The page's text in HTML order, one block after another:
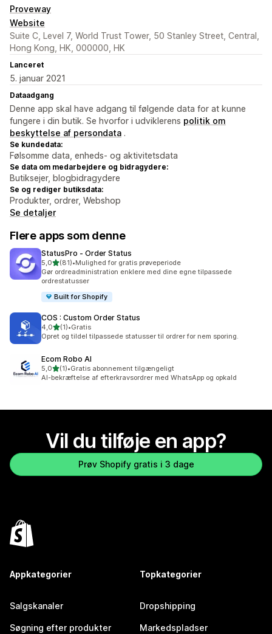
Proveway
Website
Suite C, Level 7, World Trust Tower, 50 Stanley Street, Central,
Hong Kong, HK, 000000, HK
Lanceret
5. januar 2021
Dataadgang
Denne app skal have adgang til følgende data for at kunne
fungere i din butik. Se hvorfor i udviklerens politik om
beskyttelse af persondata .
Se kundedata:
Følsomme data, enheds- og aktivitetsdata
Se data om medarbejdere og bidragydere:
Butiksejer, blogbidragydere
Se og rediger butiksdata:
Produkter, ordrer, Webshop
Se detaljer
Flere apps som denne
StatusPro ‑ Order Status
5,0ud af 5 stjerner
(81)
81 anmeldelser i alt
•Mulighed for gratis prøveperiode
Gør ordreadministration enklere med dine egne tilpassede
ordrestatusser
Built for Shopify
COS : Custom Order Status
4,0ud af 5 stjerner
(1)
1 anmeldelser i alt
•Gratis
Opret og tildel tilpassede statusser til ordrer for nem sporing.
Ecom Robo AI
5,0ud af 5 stjerner
(1)
1 anmeldelser i alt
•Gratis abonnement tilgængeligt
AI-bekræftelse af efterkravsordrer med WhatsApp og opkald
Vil du tilføje en app?
Prøv Shopify gratis i 3 dage
Appkategorier
Salgskanaler
Søgning efter produkter
Topkategorier
Dropshipping
Markedspladser